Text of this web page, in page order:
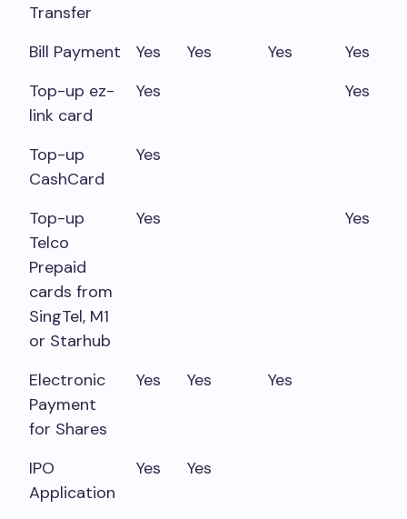
Transfer
Bill Payment Yes Yes Yes
Yes
Top-up ez-
link card
Yes Yes
Top-up
CashCard
Yes
Top-up
Telco
Prepaid
cards from
SingTel, M1
or Starhub
Yes Yes
Electronic
Payment
for Shares
Yes Yes Yes
IPO
Application
Yes Yes